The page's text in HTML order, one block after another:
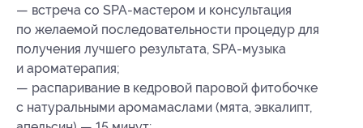
— встреча со SPA-мастером и консультация
по желаемой последовательности процедур для
получения лучшего результата, SPA-музыка
и ароматерапия;
— распаривание в кедровой паровой фитобочке
с натуральными аромамаслами (мята, эвкалипт,